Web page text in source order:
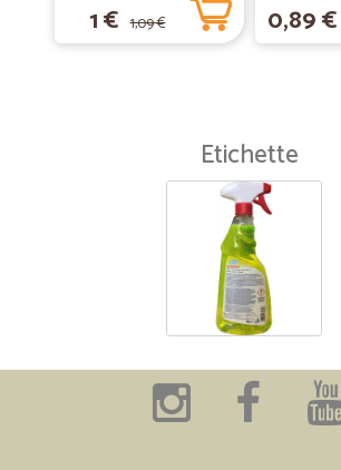
1 € 1,09 € 0,89 €
Etichette